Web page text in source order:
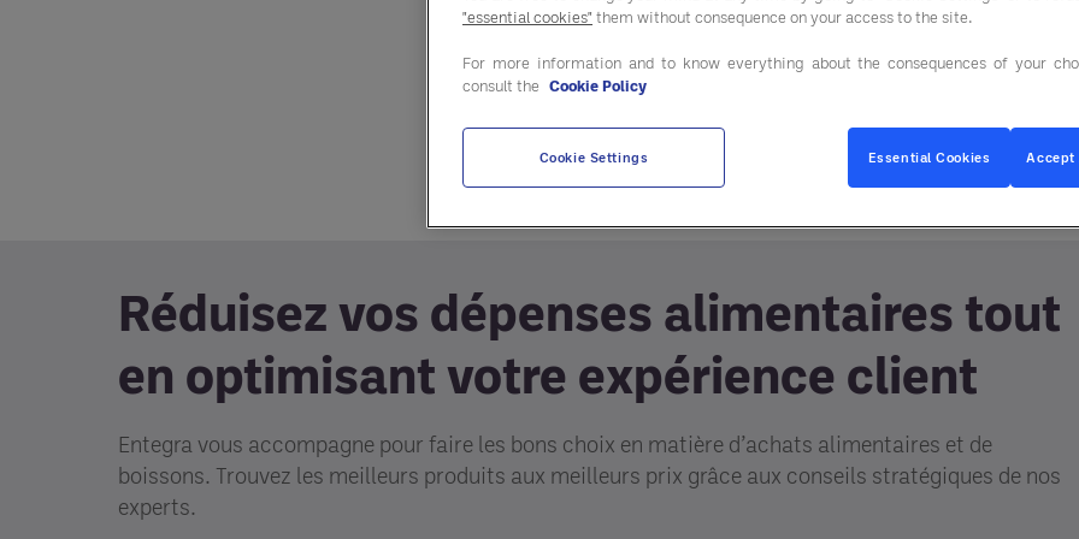
Réduisez vos dépenses alimentaires tout
en optimisant votre expérience client
Entegra vous accompagne pour faire les bons choix en matière d’achats alimentaires et de
boissons. Trouvez les meilleurs produits aux meilleurs prix grâce aux conseils stratégiques de nos
experts.
"essential cookies" them without consequence on your access to the site.
For more information and to know everything about the consequences of your
consult the Cookie Policy
Cookie Settings Essential Cookies Accept